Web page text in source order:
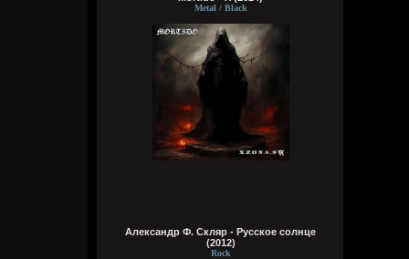
typical crabs
6 августа 2026
ну пародия на типа батл типа шока и
типа Мирона. абба знает толк в этих
делах. панки просто бомбы
Кукуня
6 августа 2026
Кукуня
6 августа 2026
Metal / Black
Александр Ф. Скляр - Русское солнце
(2012)
Rock